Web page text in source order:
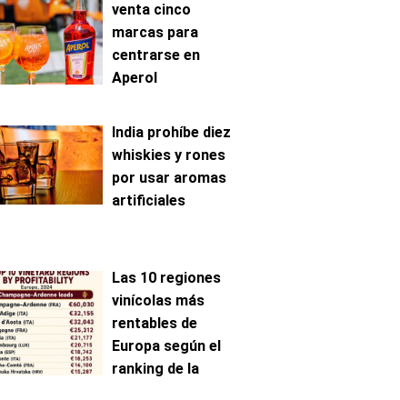
venta cinco
marcas para
centrarse en
Aperol
India prohíbe diez
whiskies y rones
por usar aromas
artificiales
Las 10 regiones
vinícolas más
rentables de
Europa según el
ranking de la